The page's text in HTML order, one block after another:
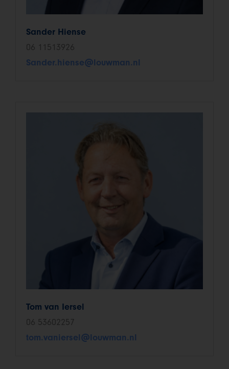
Sander Hiense
06 11513926
Sander.hiense@louwman.nl
Tom van Iersel
06 53602257
tom.vaniersel@louwman.nl